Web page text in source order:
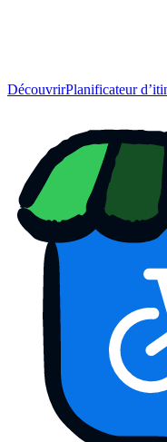
DécouvrirPlanificateur